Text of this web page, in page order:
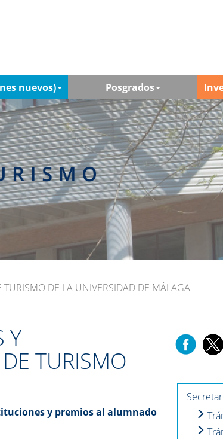
nuevos) Posgrados
DE LA UNIVERSIDAD DE MÁLAGA
Y
TURISMO
y premios al alumnado